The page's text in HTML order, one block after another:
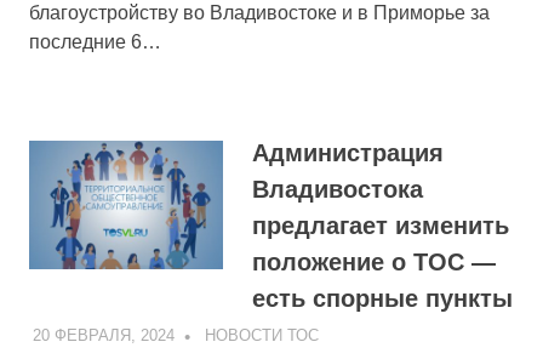
благоустройству во Владивостоке и в Приморье за
последние 6…
Администрация
Владивостока
предлагает изменить
положение о ТОС —
есть спорные пункты
20 ФЕВРАЛЯ, 2024 ADMIN
НОВОСТИ ТОС